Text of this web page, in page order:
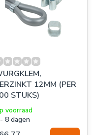
12MM (PER
STUKS)
voorraad
8 dagen